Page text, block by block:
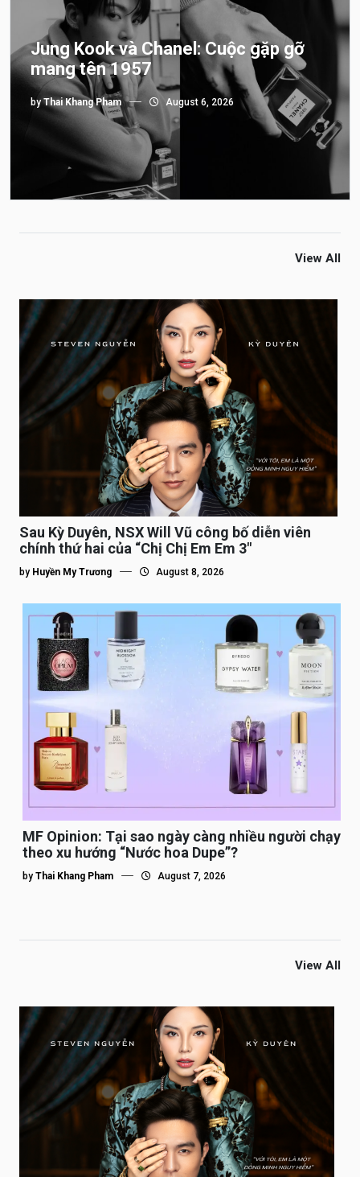
Jung Kook và Chanel: Cuộc gặp gỡ
mang tên 1957
byThai Khang Pham August 6, 2026
View All
Sau Kỳ Duyên, NSX Will Vũ công bố diễn viên
chính thứ hai của “Chị Chị Em Em 3″
by Huyền My Trương August 8, 2026
MF Opinion: Tại sao ngày càng nhiều người chạy
theo xu hướng “Nước hoa Dupe”?
by Thai Khang Pham August 7, 2026
View All